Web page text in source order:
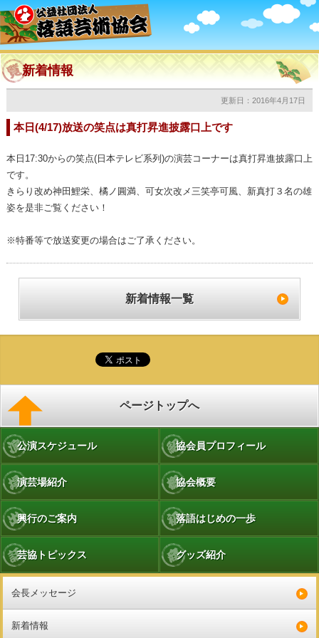
新着情報
更新日：2016年4月17日
本日(4/17)放送の笑点は真打昇進披露口上です
本日17:30からの笑点(日本テレビ系列)の演芸コーナーは真打昇進披露口上
です。
きらり改め神田鯉栄、橘ノ圓満、可女次改メ三笑亭可風、新真打３名の雄
姿を是非ご覧ください！
※特番等で放送変更の場合はご了承ください。
新着情報一覧
ページトップへ
公演スケジュール 協会員プロフィール
演芸場紹介 協会概要
興行のご案内 落語はじめの一歩
芸協トピックス グッズ紹介
会長メッセージ
新着情報